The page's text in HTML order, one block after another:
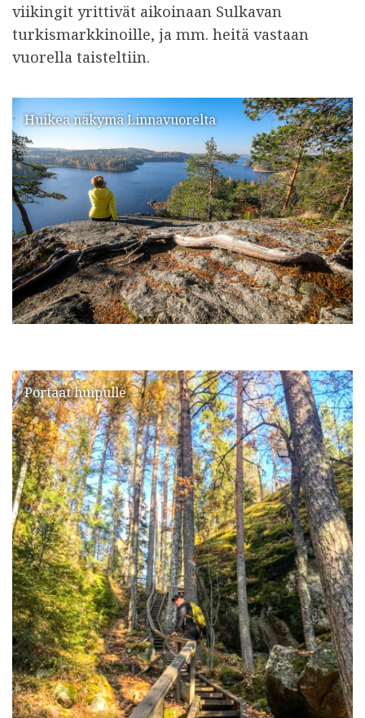
viikingit yrittivät aikoinaan Sulkavan
turkismarkkinoille, ja mm. heitä vastaan
vuorella taisteltiin.
Huikea näkymä Linnavuorelta
Portaat huipulle